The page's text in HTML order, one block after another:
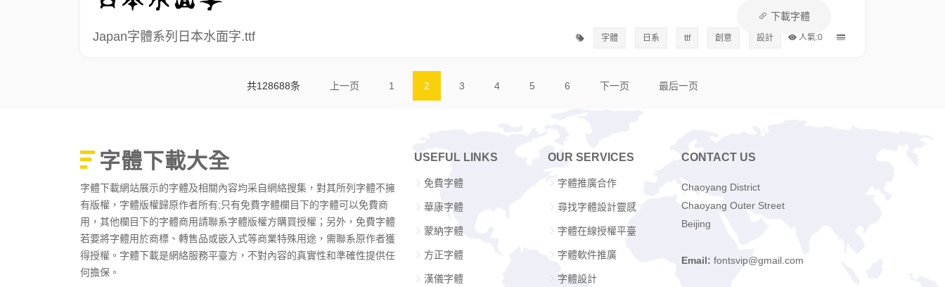
下載字體
Japan字體系列日本水面字.ttf 人氣:0
字體 日系 ttf 創意 設計
共128688条 上一页 1 2 3 4 5 6 下一页 最后一页
字體下載大全
字體下載網站展示的字體及相關內容均采自網絡搜集，對其所列字體不擁
有版權，字體版權歸原作者所有;只有免費字體欄目下的字體可以免費商
用，其他欄目下的字體商用請聯系字體版權方購買授權；另外，免費字體
若要將字體用於商標、轉售品或嵌入式等商業特殊用途，需聯系原作者獲
得授權。字體下載是網絡服務平臺方，不對內容的真實性和準確性提供任
何擔保。
USEFUL LINKS
免費字體
華康字體
蒙納字體
方正字體
漢儀字體
OUR SERVICES
字體推廣合作
尋找字體設計靈感
字體在線授權平臺
字體軟件推廣
字體設計
CONTACT US
Chaoyang District
Chaoyang Outer Street
Beijing
Email: fontsvip@gmail.com